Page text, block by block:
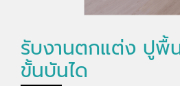
รับงานตกแต่ง ปูพื้
ขั้นบันได